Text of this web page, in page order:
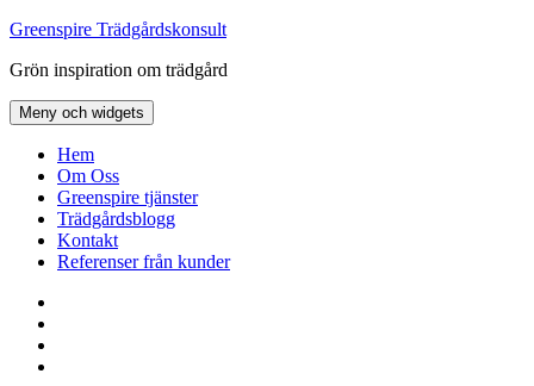
Hoppa
innehåll
Greenspire Trädgårdskonsult
Grön inspiration om trädgård
Meny och widgets
Hem
Om Oss
Greenspire tjänster
Trädgårdsblogg
Kontakt
Referenser från kunder